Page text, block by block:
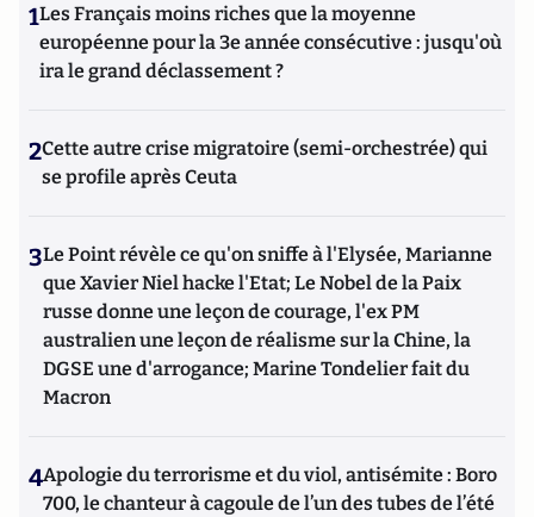
1Les Français moins riches que la moyenne
européenne pour la 3e année consécutive : jusqu'où
ira le grand déclassement ?
2Cette autre crise migratoire (semi-orchestrée) qui
se profile après Ceuta
3Le Point révèle ce qu'on sniffe à l'Elysée, Marianne
que Xavier Niel hacke l'Etat; Le Nobel de la Paix
russe donne une leçon de courage, l'ex PM
australien une leçon de réalisme sur la Chine, la
DGSE une d'arrogance; Marine Tondelier fait du
Macron
4Apologie du terrorisme et du viol, antisémite : Boro
700, le chanteur à cagoule de l’un des tubes de l’été